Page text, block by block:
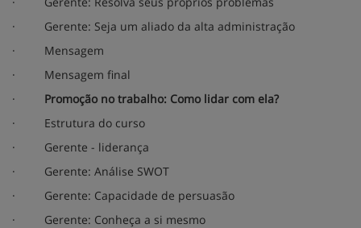
·
Gerente: Seja um aliado da alta administração
·
Mensagem
·
Mensagem final
·
Promoção no trabalho: Como lidar com ela?
·
Estrutura do curso
·
Gerente - liderança
·
Gerente: Análise SWOT
·
Gerente: Capacidade de persuasão
·
Gerente: Conheça a si mesmo